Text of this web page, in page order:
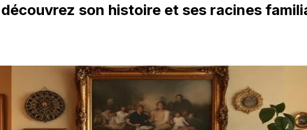
son histoire et ses racines